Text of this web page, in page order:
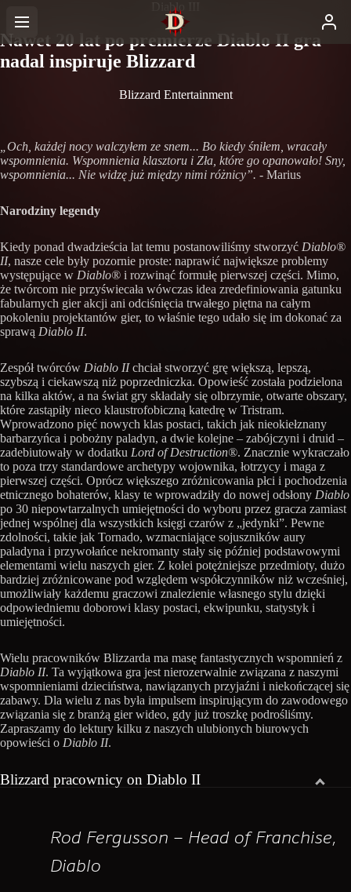
Diablo III
Nawet 20 lat po premierze Diablo II gra
nadal inspiruje Blizzard
Blizzard Entertainment
„Och, każdej nocy walczyłem ze snem... Bo kiedy śniłem, wracały
wspomnienia. Wspomnienia klasztoru i Zła, które go opanowało! Sny,
wspomnienia... Nie widzę już między nimi różnicy”. - Marius
Narodziny legendy
Kiedy ponad dwadzieścia lat temu postanowiliśmy stworzyć Diablo®
II, nasze cele były pozornie proste: naprawić największe problemy
występujące w Diablo® i rozwinąć formułę pierwszej części. Mimo,
że twórcom nie przyświecała wówczas idea zredefiniowania gatunku
fabularnych gier akcji ani odciśnięcia trwałego piętna na całym
pokoleniu projektantów gier, to właśnie tego udało się im dokonać za
sprawą Diablo II.
Zespół twórców Diablo IIchciał stworzyć grę większą, lepszą,
szybszą i ciekawszą niż poprzedniczka. Opowieść została podzielona
na kilka aktów, a na świat gry składały się olbrzymie, otwarte obszary,
które zastąpiły nieco klaustrofobiczną katedrę w Tristram.
Wprowadzono pięć nowych klas postaci, takich jak nieokiełznany
barbarzyńca i pobożny paladyn, a dwie kolejne – zabójczyni i druid –
zadebiutowały w dodatku Lord of Destruction®. Znacznie wykraczało
to poza trzy standardowe archetypy wojownika, łotrzycy i maga z
pierwszej części. Oprócz większego zróżnicowania płci i pochodzenia
etnicznego bohaterów, klasy te wprowadziły do nowej odsłony Diablo
po 30 niepowtarzalnych umiejętności do wyboru przez gracza zamiast
jednej wspólnej dla wszystkich księgi czarów z „jedynki”. Pewne
zdolności, takie jak Tornado, wzmacniające sojuszników aury
paladyna i przywołańce nekromanty stały się później podstawowymi
elementami wielu naszych gier. Z kolei potężniejsze przedmioty, dużo
bardziej zróżnicowane pod względem współczynników niż wcześniej,
umożliwiały każdemu graczowi znalezienie własnego stylu dzięki
odpowiedniemu doborowi klasy postaci, ekwipunku, statystyk i
umiejętności.
Wielu pracowników Blizzarda ma masę fantastycznych wspomnień z
Diablo II. Ta wyjątkowa gra jest nierozerwalnie związana z naszymi
wspomnieniami dzieciństwa, nawiązanych przyjaźni i niekończącej się
zabawy. Dla wielu z nas była impulsem inspirującym do zawodowego
związania się z branżą gier wideo, gdy już troszkę podrośliśmy.
Zapraszamy do lektury kilku z naszych ulubionych biurowych
opowieści o Diablo II.
Blizzard pracownicy on Diablo II
Rod Fergusson – Head of Franchise,
Diablo